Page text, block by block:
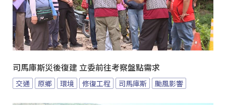
司馬庫斯災後復建 立委前往考察盤點需求
交通 原鄉 環境 修復工程 司馬庫斯 颱風影響